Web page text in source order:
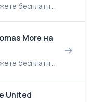
На этой странице вы можете бесплатно читать реферат на английском языке: Toronto. Toronto Toronto, Ontario, has become Canada's best-known city. Once saddled with a reputation s...
More на
На этой странице вы можете бесплатно читать реферат на английском языке: Thomas More. Thomas More Thomas More, the first English humanist of the Renaissance, was born in London in 1478. E...
→
United